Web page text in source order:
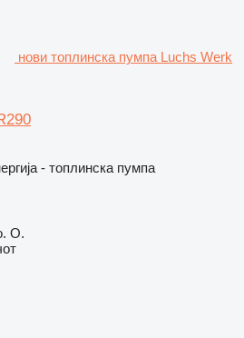
нови топлинска пумпа Luchs Werk
- топлинска пумпа
O.